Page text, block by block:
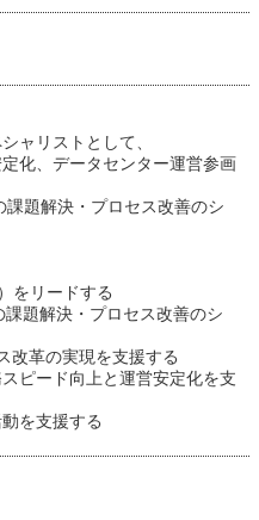
ャリストとして、
化、データセンター運営参画
課題解決・プロセス改善のシ
をリードする
題解決・プロセス改善のシ
改革の実現を支援する
ピード向上と運営安定化を支
を支援する